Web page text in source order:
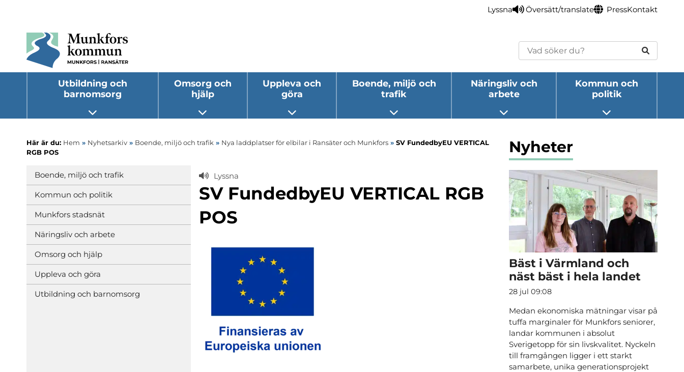
Lyssna Översätt/translate PressKontakt
Sök
Utbildning och
barnomsorg
Öppna undermeny
Omsorg och
hjälp
Öppna undermeny
Uppleva och
göra
Öppna undermeny
Boende, miljö och
trafik
Öppna undermeny
Näringsliv och
arbete
Öppna undermeny
Kommun och
politik
Öppna undermeny
Här är du: Hem » Nyhetsarkiv » Boende, miljö och trafik » Nya laddplatser för elbilar i Ransäter och Munkfors » SV FundedbyEU VERTICAL
RGB POS
Boende, miljö och trafik
Kommun och politik
Munkfors stadsnät
Näringsliv och arbete
Omsorg och hjälp
Uppleva och göra
Utbildning och barnomsorg
Lyssna
SV FundedbyEU VERTICAL RGB
POS
Nyheter
Bäst i Värmland och
näst bäst i hela landet
28 jul 09:08
Medan ekonomiska mätningar visar på
tuffa marginaler för Munkfors seniorer,
landar kommunen i absolut
Sverigetopp för sin livskvalitet. Nyckeln
till framgången ligger i ett starkt
samarbete, unika generationsprojekt